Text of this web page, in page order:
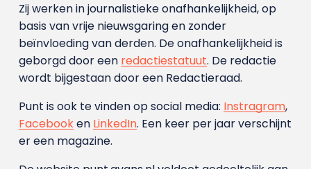
Zij werken in journalistieke onafhankelijkheid, op
basis van vrije nieuwsgaring en zonder
beïnvloeding van derden. De onafhankelijkheid is
geborgd door een redactiestatuut. De redactie
wordt bijgestaan door een Redactieraad.
Punt is ook te vinden op social media: Instragram,
Facebooken LinkedIn. Een keer per jaar verschijnt
er een magazine.